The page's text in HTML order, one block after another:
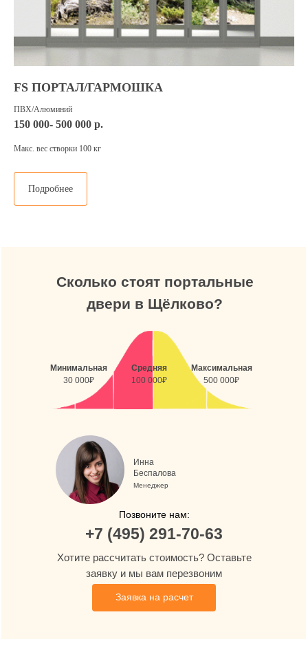
FS ПОРТАЛ/ГАРМОШКА
ПВХ/Алюминий
150 000- 500 000 р.
Макс. вес створки 100 кг
Подробнее
Инна
Беспалова
Менеджер
Позвоните нам:
+7 (495) 291-70-63
Хотите рассчитать стоимость? Оставьте
заявку и мы вам перезвоним
Заявка на расчет
Сколько стоят портальные
двери в Щёлково?
Минимальная
30 000₽
Максимальная
500 000₽
Средняя
100 000₽
+7
Нажимая на кнопку, я даю свое согласие
соглашаюсь с условиями политики
Я согласен на получение информации от
vo-zavod.ru в виде sms, email рассылки
Отправить заявку